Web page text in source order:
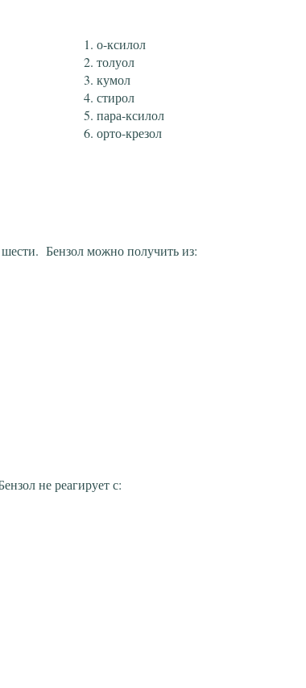
о-ксилол
толуол
кумол
стирол
пара-ксилол
орто-крезол
Бензол можно получить из:
не реагирует с: